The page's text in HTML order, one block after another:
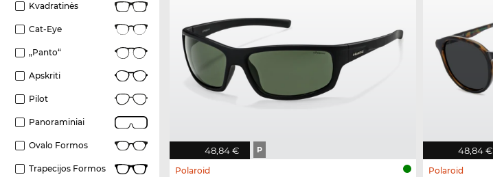
Kvadratinės
Cat-Eye
„Panto“
Apskriti
Pilot
Panoraminiai
Ovalo Formos
Trapecijos Formos
48,84 € P
Polaroid
48,84 €
Polaroid